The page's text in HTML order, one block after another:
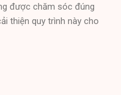
được chăm sóc đúng
thiện quy trình này cho